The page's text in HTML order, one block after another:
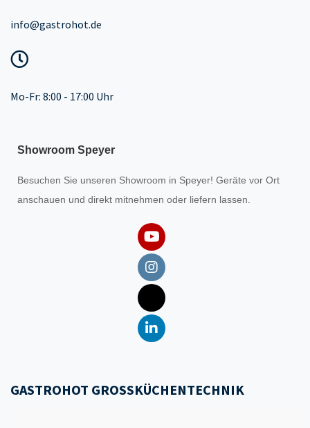
info@gastrohot.de
Mo-Fr: 8:00 - 17:00 Uhr
Showroom Speyer
Besuchen Sie unseren Showroom in Speyer! Geräte vor Ort
anschauen und direkt mitnehmen oder liefern lassen.
GASTROHOT GROSSKÜCHENTECHNIK